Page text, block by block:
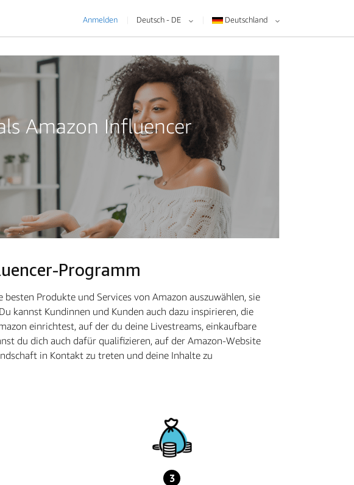
Deutschland
Deutsch - DE
Anmelden
Amazon Influencer
Programm
Produkte und Services von Amazon auszuwählen, sie
kannst Kundinnen und Kunden auch dazu inspirieren, die
einrichtest, auf der du deine Livestreams, einkaufbare
du dich auch dafür qualifizieren, auf der Amazon-Website
in Kontakt zu treten und deine Inhalte zu
3